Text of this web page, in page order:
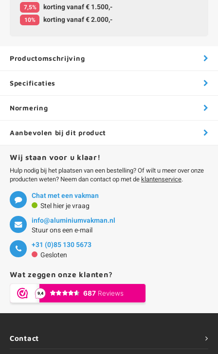
7,5% korting vanaf € 1.500,-
10% korting vanaf € 2.000,-
Productomschrijving
Specificaties
Normering
Aanbevolen bij dit product
Wij staan voor u klaar!
Hulp nodig bij het plaatsen van een bestelling? Of wilt u meer over onze
producten weten? Neem dan contact op met de klantenservice.
Chat met een vakman
Stel hier je vraag
info@aluminiumvakman.nl
Stuur ons een e-mail
+31 (0)85 130 5673
Gesloten
Wat zeggen onze klanten?
Contact